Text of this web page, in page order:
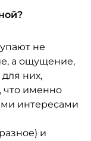
не
а ощущение,
них,
что именно
интересами
и